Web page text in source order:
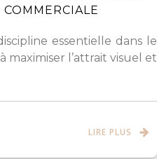
essentielle dans le
maximiser l’attrait visuel et
LIRE PLUS